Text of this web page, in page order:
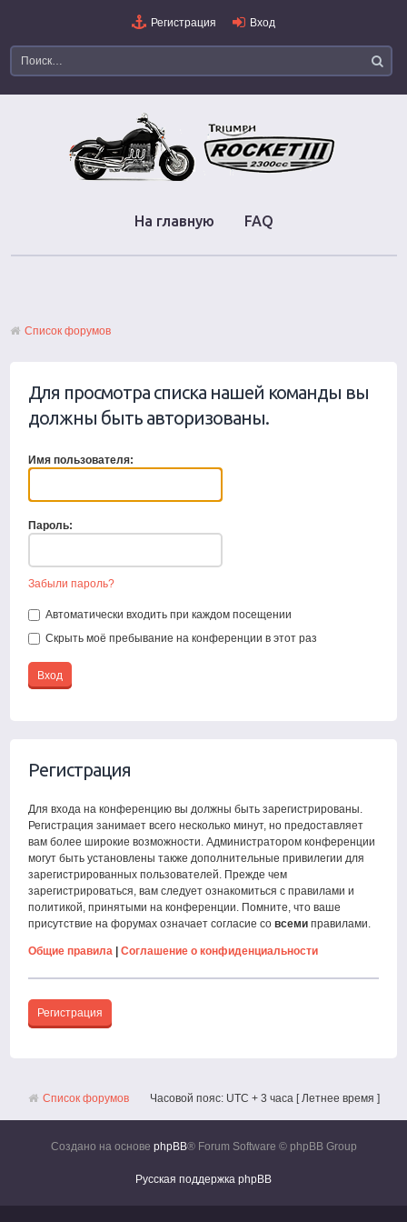
Регистрация Вход
На главную FAQ
Список форумов
Для просмотра списка нашей команды вы
должны быть авторизованы.
Имя пользователя:
Пароль:
Забыли пароль?
Автоматически входить при каждом посещении
Скрыть моё пребывание на конференции в этот раз
Регистрация
Для входа на конференцию вы должны быть зарегистрированы.
Регистрация занимает всего несколько минут, но предоставляет
вам более широкие возможности. Администратором конференции
могут быть установлены также дополнительные привилегии для
зарегистрированных пользователей. Прежде чем
зарегистрироваться, вам следует ознакомиться с правилами и
политикой, принятыми на конференции. Помните, что ваше
присутствие на форумах означает согласие совсеми правилами.
Общие правила |Соглашение о конфиденциальности
Регистрация
Список форумов Часовой пояс: UTC + 3 часа [ Летнее время ]
Создано на основе phpBB® Forum Software © phpBB Group
Русская поддержка phpBB